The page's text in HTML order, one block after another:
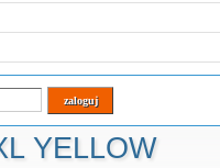
YELLOW